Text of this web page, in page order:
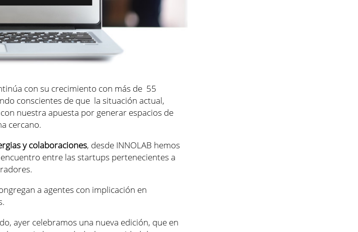
con su crecimiento con más de 55
conscientes de que la situación actual,
nuestra apuesta por generar espacios de
cercano.
y colaboraciones, desde INNOLAB hemos
entre las startups pertenecientes a
a agentes con implicación en
ayer celebramos una nueva edición, que en